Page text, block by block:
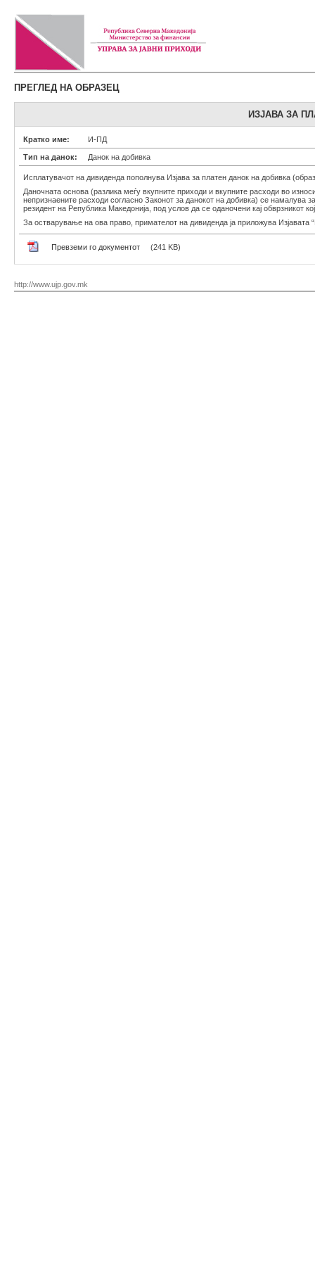
ПРЕГЛЕД НА ОБРАЗЕЦ
ИЗЈАВА ЗА
Кратко име: И-ПД
Тип на данок: Данок на добивка
Исплатувачот на дивиденда пополнува Изјава за платен данок на добивка
Даночната основа (разлика меѓу вкупните приходи и вкупните расходи во
непризнаените расходи согласно Законот за данокот на добивка) се намалува
резидент на Република Македонија, под услов да се оданочени кај обврзникот
За остварување на ова право, примателот на дивиденда ја приложува
Превземи го документот (241 KB)
http://www.ujp.gov.mk